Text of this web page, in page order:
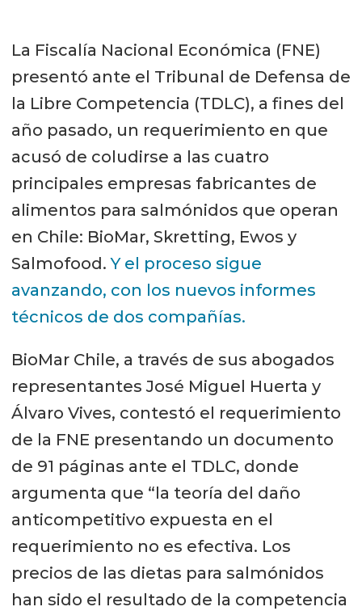
La Fiscalía Nacional Económica (FNE)
presentó ante el Tribunal de Defensa de
la Libre Competencia (TDLC), a fines del
año pasado, un requerimiento en que
acusó de coludirse a las cuatro
principales empresas fabricantes de
alimentos para salmónidos que operan
en Chile: BioMar, Skretting, Ewos y
Salmofood.Y el proceso sigue
avanzando, con los nuevos informes
técnicos de dos compañías.
BioMar Chile, a través de sus abogados
representantes José Miguel Huerta y
Álvaro Vives, contestó el requerimiento
de la FNE presentando un documento
de 91 páginas ante el TDLC, donde
argumenta que “la teoría del daño
anticompetitivo expuesta en el
requerimiento no es efectiva. Los
precios de las dietas para salmónidos
han sido el resultado de la competencia